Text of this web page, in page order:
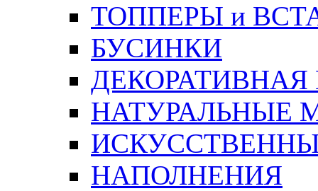
ТОППЕРЫ и
БУСИНКИ
ДЕКОРАТИВНАЯ
НАТУРАЛЬНЫЕ
НАПОЛНЕНИЯ